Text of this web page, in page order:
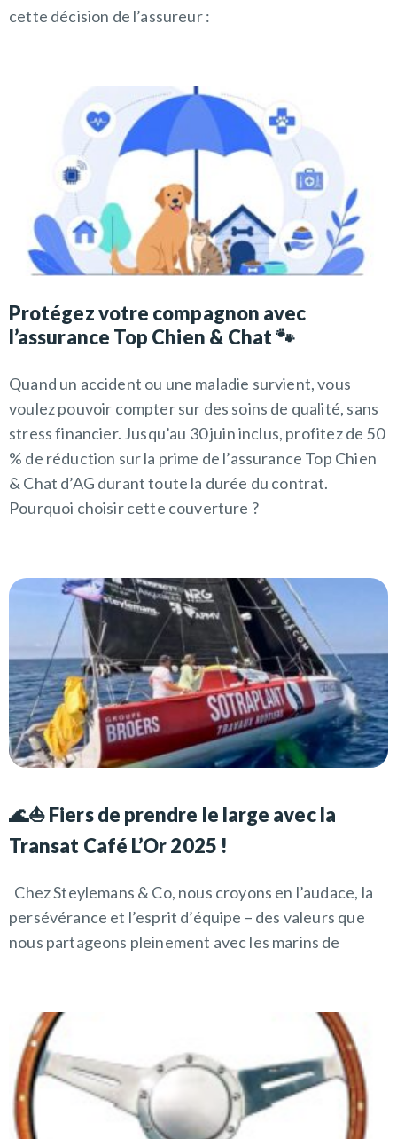
cette décision de l’assureur :
Protégez votre compagnon avec
l’assurance Top Chien & Chat 🐾
Quand un accident ou une maladie survient, vous
voulez pouvoir compter sur des soins de qualité, sans
stress financier. Jusqu’au 30 juin inclus, profitez de 50
% de réduction sur la prime de l’assurance Top Chien
& Chat d’AG durant toute la durée du contrat.
Pourquoi choisir cette couverture ?
🌊⛵ Fiers de prendre le large avec la
Transat Café L’Or 2025 !
Chez Steylemans & Co, nous croyons en l’audace, la
persévérance et l’esprit d’équipe – des valeurs que
nous partageons pleinement avec les marins de